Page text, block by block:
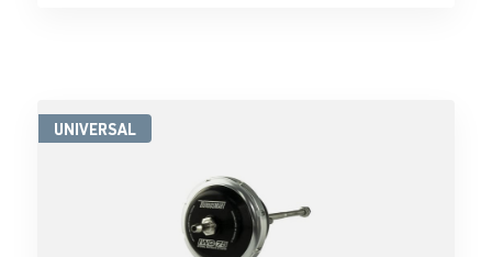
UNIVERSAL